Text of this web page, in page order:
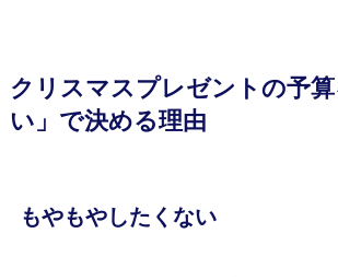
クリスマスプレゼントの予
い」で決める理由
もやもやしたくない